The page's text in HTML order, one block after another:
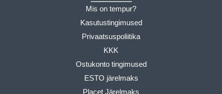
Mis on tempur?
Kasutustingimused
Privaatsuspoliitika
KKK
Ostukonto tingimused
ESTO järelmaks
Placet Järelmaks